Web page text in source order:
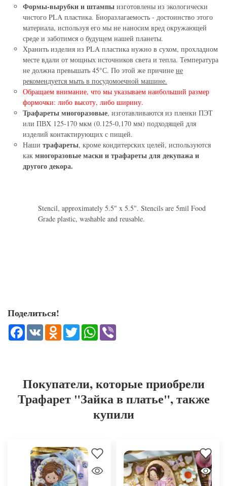
Формы-вырубки и штампы изготовлены из экологически
чистого PLA пластика. Биоразлагаемость - достоинство этого
материала, используя его мы не наносим вред окружающей
среде и заботимся о будущем нашей планеты.
Хранить изделия из PLA пластика нужно в сухом, прохладном
месте вдали от мощных источников света и тепла. Температура
не должна превышать 45°С. По этой же причине не
рекомендуется мыть в посудомоечной машине.
Обращаем внимание, что мы указываем наибольший размер
формочки: либо высоту, либо ширину.
Трафареты многоразовые, изготавливаются из пленки ПЭТ
или ПВХ 125-170 мкм (0.125-0,170 мм) подходящей для
изделий контактирующих с пищей.
Наши трафареты, кроме кондитерских целей, используются
как многоразовые маски и трафареты для декупажа и
другого декора.
Stencil, approximately 5.5" x 5.5". Stencils are 5mil Food
Grade plastic, washable and reusable.
Поделиться!
Facebook
VK Odnoklassniki
TwitterWhatsApp
Покупатели, которые приобрели
Трафарет "Зайка в платье", также
купили